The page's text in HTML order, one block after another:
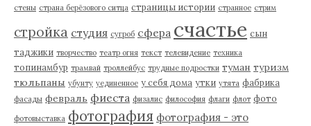
стены страна берёзового ситца страницы истории странное стрим
стройка студия сугроб сфера счастье сын
таджики творчество театр огня текст телевидение техника
топинамбур трамвай троллейбус трудные подростки туман туризм
тюльпаны убунту уединенное у себя дома утки утята фабрика
фасады февраль фиеста физалис философия флаги флот фото
фотовыставка фотография фотография - это